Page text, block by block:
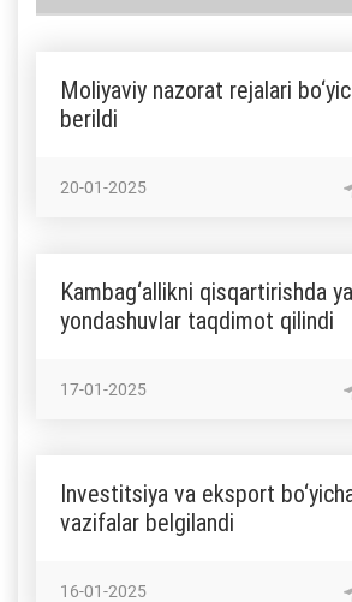
Moliyaviy nazorat rejalari
berildi
20-01-2025
Kambag‘allikni qisqartirishda
yondashuvlar taqdimot qilindi
17-01-2025
Investitsiya va eksport
vazifalar belgilandi
16-01-2025